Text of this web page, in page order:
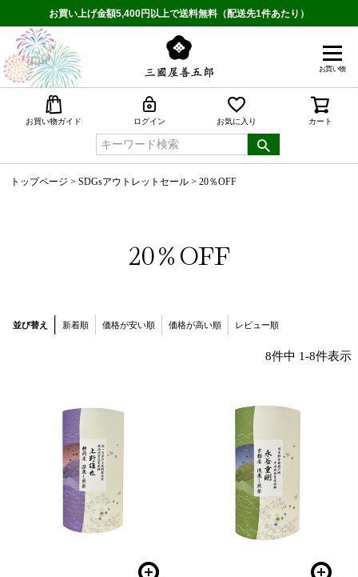
お買い上げ金額5,400円以上で送料無料（配送先1件あたり）
お買い物
お買い物ガイド ログイン お気に入り カート
トップページ SDGsアウトレットセール 20％OFF
20％OFF
並び替え 新着順 価格が安い順 価格が高い順 レビュー順
8件中 1-8件表示